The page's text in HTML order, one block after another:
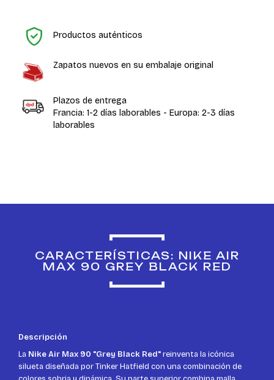
Productos auténticos
Zapatos nuevos en su embalaje original
Plazos de entrega
Francia: 1-2 días laborables - Europa: 2-3 días
laborables
CARACTERÍSTICAS: NIKE AIR
MAX 90 GREY BLACK RED
Descripción
La Nike Air Max 90 "Grey Black Red"reinventa la icónica
silueta diseñada por Tinker Hatfield con una combinación de